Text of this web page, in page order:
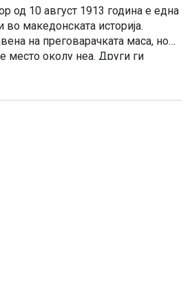
од 10 август 1913 година е една
во македонската историја.
на преговарачката маса, но
место околу неа. Други ги
ги делеле градовите и селата
глас постоел. Биле испраќани